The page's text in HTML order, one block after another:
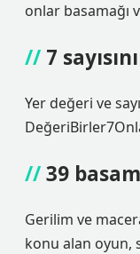
onlar basamağı
7
Yer değeri ve
39
Gerilim ve
konu alan oyun,